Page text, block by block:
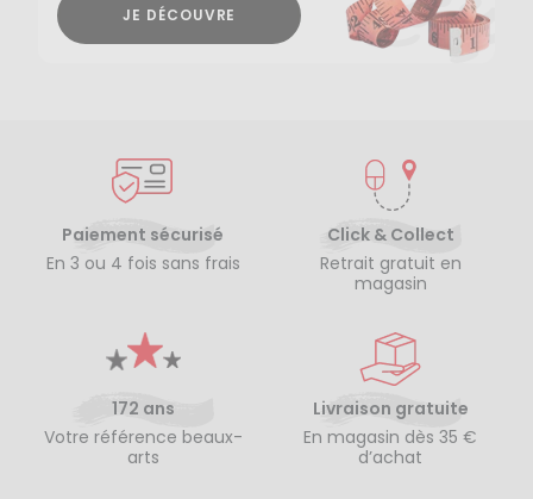
JE DÉCOUVRE
Paiement sécurisé
En 3 ou 4 fois sans frais
Click & Collect
Retrait gratuit en
magasin
172 ans
Votre référence beaux-
arts
Livraison gratuite
En magasin dès 35 €
d’achat